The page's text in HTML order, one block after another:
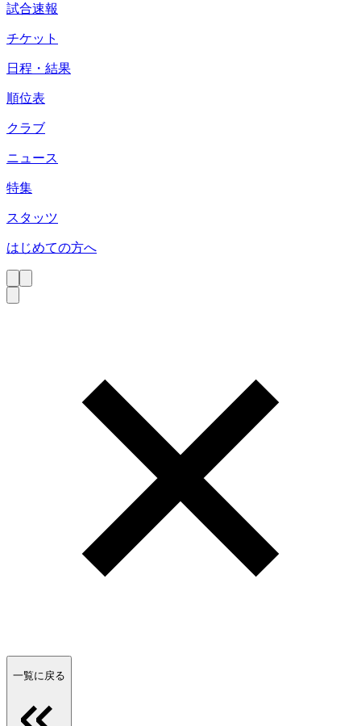
試合速報
チケット
日程・結果
順位表
クラブ
ニュース
特集
スタッツ
はじめての方へ
一覧に戻る